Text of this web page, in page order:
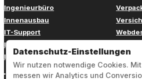
Ingenieurbüro
Innenausbau
IT-Support
Kinderbetreuung
Kosmetik
Datenschutz-Einstellungen
Wir nutzen notwendige Cookies.
messen wir Analytics und